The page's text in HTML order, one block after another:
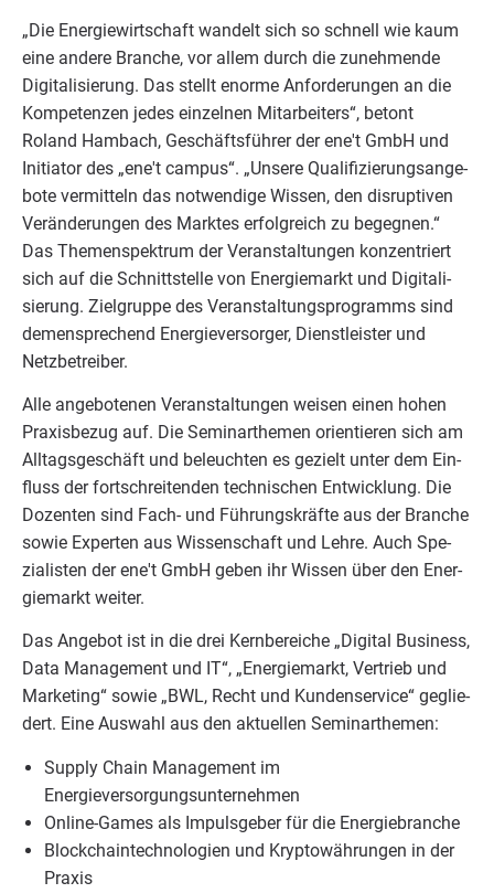
„Die Ener­gie­wirt­schaft wan­delt sich so schnell wie kaum
eine ande­re Bran­che, vor allem durch die zuneh­men­de
Digi­ta­li­sie­rung. Das stellt enor­me Anfor­de­run­gen an die
Kom­pe­ten­zen jedes ein­zel­nen Mit­ar­bei­ters“, betont
Roland Ham­bach, Geschäfts­füh­rer der ene't GmbH und
Initia­tor des „ene't cam­pus“. „Unse­re Qua­li­fi­zie­rungs­an­ge­
bo­te ver­mit­teln das not­wen­di­ge Wis­sen, den dis­rup­ti­ven
Ver­än­de­run­gen des Mark­tes erfolg­reich zu begeg­nen.“
Das The­men­spek­trum der Ver­an­stal­tun­gen kon­zen­triert
sich auf die Schnitt­stel­le von Ener­gie­markt und Digi­ta­li­
sie­rung. Ziel­grup­pe des Ver­an­stal­tungs­pro­gramms sind
demen­spre­chend Ener­gie­ver­sor­ger, Dienst­leis­ter und
Netzbetreiber.
Alle ange­bo­te­nen Ver­an­stal­tun­gen wei­sen einen hohen
Pra­xis­be­zug auf. Die Semi­nar­the­men ori­en­tie­ren sich am
All­tags­ge­schäft und beleuch­ten es gezielt unter dem Ein­
fluss der fort­schrei­ten­den tech­ni­schen Ent­wick­lung. Die
Dozen­ten sind Fach- und Füh­rungs­kräf­te aus der Bran­che
sowie Exper­ten aus Wis­sen­schaft und Leh­re. Auch Spe­
zia­lis­ten der ene't GmbH geben ihr Wis­sen über den Ener­
gie­markt weiter.
Das Ange­bot ist in die drei Kern­be­rei­che „Digi­tal Busi­ness,
Data Manage­ment und IT“, „Ener­gie­markt, Ver­trieb und
Mar­ke­ting“ sowie „BWL, Recht und Kun­den­ser­vice“ geglie­
dert. Eine Aus­wahl aus den aktu­el­len Seminarthemen:
Sup­p­ly Chain Manage­ment im
Energieversorgungsunternehmen
Online-Games als Impuls­ge­ber für die Energiebranche
Block­chain­tech­no­lo­gien und Kryp­to­wäh­run­gen in der
Praxis